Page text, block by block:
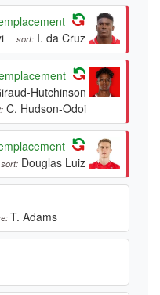
sort: I. da Cruz
Hutchinson
C. Hudson-Odoi
sort: Douglas Luiz
T. Adams